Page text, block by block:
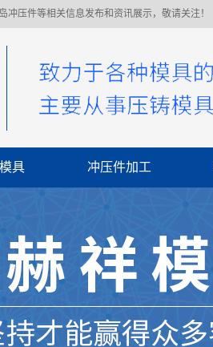
冲压件等相关信息发布和资讯展示，敬请关注！
具 冲压件加工